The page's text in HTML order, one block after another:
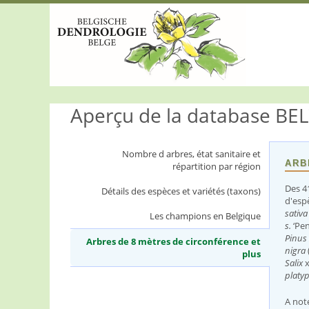
Aperçu de la database
Nombre d arbres, état sanitaire et
répartition par région
Détails des espèces et variétés (taxons)
Les champions en Belgique
Arbres de 8 mètres de circonférence et
plus(
a
Des
sativa
s.
nigra
Salixx
A